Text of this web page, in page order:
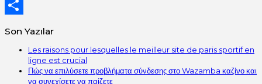
Twitter
Son Yazılar
Les raisons pour lesquelles le meilleur site de paris sportif en
ligne est crucial
Πώς να επιλύσετε προβλήματα σύνδεσης στο Wazamba καζίνο και
να συνεχίσετε να παίζετε